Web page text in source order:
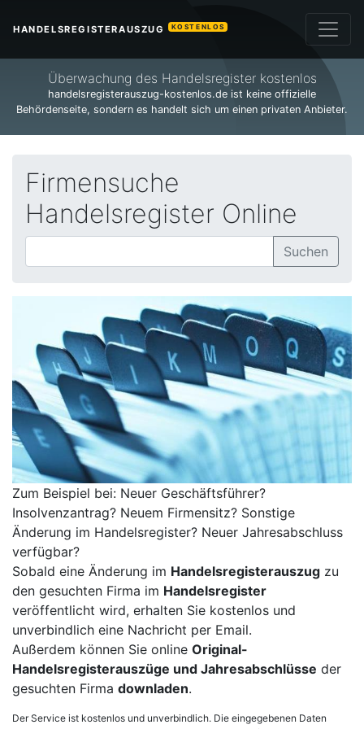
HANDELSREGISTERAUSZUG KOSTENLOS
Überwachung des Handelsregister kostenlos
handelsregisterauszug-kostenlos.de ist keine offizielle
Behördenseite, sondern es handelt sich um einen privaten Anbieter.
Firmensuche
Handelsregister Online
Suchen
Zum Beispiel bei: Neuer Geschäftsführer?
Insolvenzantrag? Neuem Firmensitz? Sonstige
Änderung im Handelsregister? Neuer Jahresabschluss
verfügbar?
Sobald eine Änderung im Handelsregisterauszug zu
den gesuchten Firma im Handelsregister
veröffentlicht wird, erhalten Sie kostenlos und
unverbindlich eine Nachricht per Email.
Außerdem können Sie online Original-
Handelsregisterauszüge und Jahresabschlüsse der
gesuchten Firma downladen.
Der Service ist kostenlos und unverbindlich. Die eingegebenen Daten